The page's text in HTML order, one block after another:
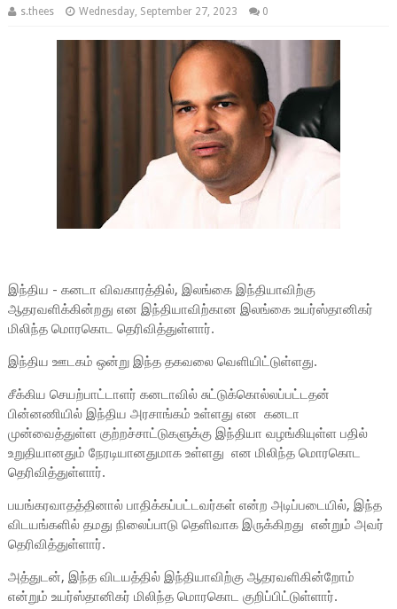
s.thees Wednesday, September 27, 2023 0
இந்திய - கனடா விவகாரத்தில், இலங்கை இந்தியாவிற்கு
ஆதரவளிக்கின்றது என இந்தியாவிற்கான இலங்கை உயர்ஸ்தானிகர்
மிலிந்த மொரகொட தெரிவித்துள்ளார்.
இந்திய ஊடகம் ஒன்று இந்த தகவலை வெளியிட்டுள்ளது.
சீக்கிய செயற்பாட்டாளர் கனடாவில் சுட்டுக்கொல்லப்பட்டதன்
பின்னணியில் இந்திய அரசாங்கம் உள்ளது என கனடா
முன்வைத்துள்ள குற்றச்சாட்டுகளுக்கு இந்தியா வழங்கியுள்ள பதில்
உறுதியானதும் நேரடியானதுமாக உள்ளது என மிலிந்த மொரகொட
தெரிவித்துள்ளார்.
பயங்கரவாதத்தினால் பாதிக்கப்பட்டவர்கள் என்ற அடிப்படையில், இந்த
விடயங்களில் தமது நிலைப்பாடு தெளிவாக இருக்கிறது என்றும் அவர்
தெரிவித்துள்ளார்.
அத்துடன், இந்த விடயத்தில் இந்தியாவிற்கு ஆதரவளிகின்றோம்
என்றும் உயர்ஸ்தானிகர் மிலிந்த மொரகொட குறிப்பிட்டுள்ளார்.